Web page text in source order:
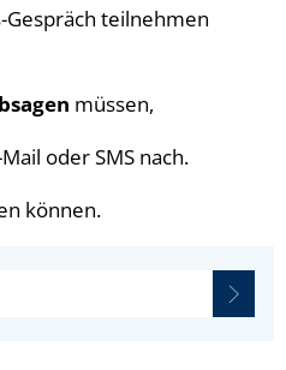
Gespräch teilnehmen
müssen,
oder SMS nach.
können.